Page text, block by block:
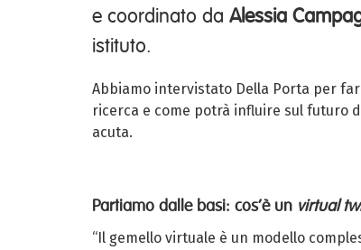
e coordinato da Alessia
istituto.
Abbiamo intervistato Della Porta per
ricerca e come potrà influire sul futuro
acuta.
Partiamo dalle basi: cos’è un virtual
“Il gemello virtuale è un modello